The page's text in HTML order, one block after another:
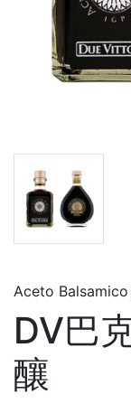
Aceto Balsamico
DV巴
釀